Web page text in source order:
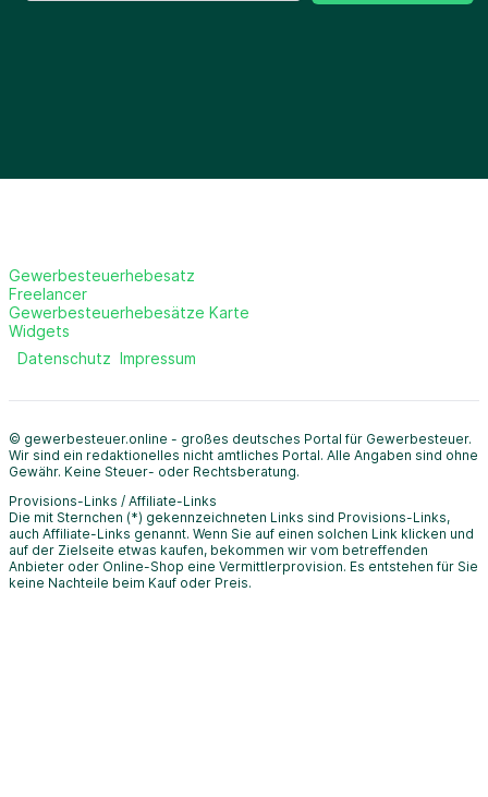
Gewerbesteuerhebesatz
Freelancer
Gewerbesteuerhebesätze Karte
Widgets
Datenschutz Impressum
© gewerbesteuer.online - großes deutsches Portal für Gewerbesteuer.
Wir sind ein redaktionelles nicht amtliches Portal. Alle Angaben sind ohne
Gewähr. Keine Steuer- oder Rechtsberatung.
Provisions-Links / Affiliate-Links
Die mit Sternchen (*) gekennzeichneten Links sind Provisions-Links,
auch Affiliate-Links genannt. Wenn Sie auf einen solchen Link klicken und
auf der Zielseite etwas kaufen, bekommen wir vom betreffenden
Anbieter oder Online-Shop eine Vermittlerprovision. Es entstehen für Sie
keine Nachteile beim Kauf oder Preis.